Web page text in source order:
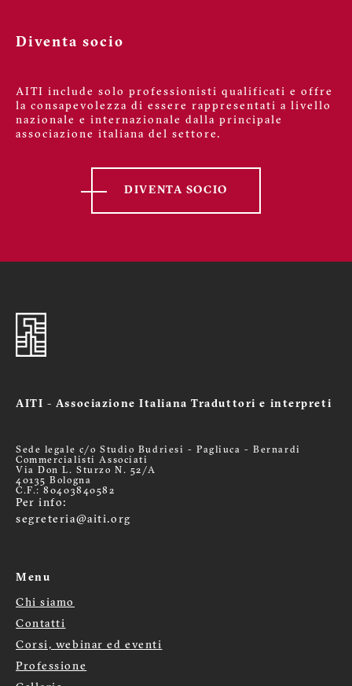
Diventa socio
AITI include solo professionisti qualificati e offre
la consapevolezza di essere rappresentati a livello
nazionale e internazionale dalla principale
associazione italiana del settore.
DIVENTA SOCIO
AITI - Associazione Italiana Traduttori e interpreti
Sede legale c/o Studio Budriesi - Pagliuca - Bernardi
Commercialisti Associati
Via Don L. Sturzo N. 52/A
40135 Bologna
C.F.: 80403840582
Per info:
segreteria@aiti.org
Menu
Menù
footer
Chi siamo
Contatti
Corsi, webinar ed eventi
Professione